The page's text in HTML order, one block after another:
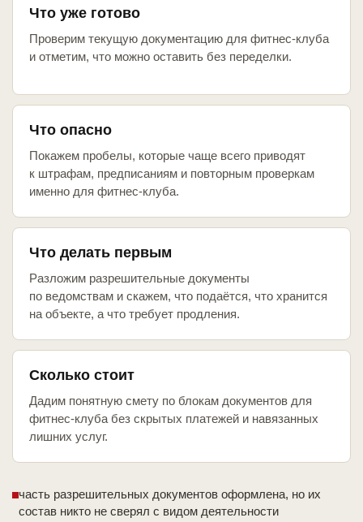
Что уже готово
Проверим текущую документацию для фитнес-клуба
и отметим, что можно оставить без переделки.
Что опасно
Покажем пробелы, которые чаще всего приводят
к штрафам, предписаниям и повторным проверкам
именно для фитнес-клуба.
Что делать первым
Разложим разрешительные документы
по ведомствам и скажем, что подаётся, что хранится
на объекте, а что требует продления.
Сколько стоит
Дадим понятную смету по блокам документов для
фитнес-клуба без скрытых платежей и навязанных
лишних услуг.
часть разрешительных документов оформлена, но их
состав никто не сверял с видом деятельности